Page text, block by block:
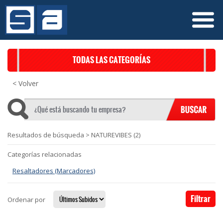
TODAS LAS CATEGORÍAS
< Volver
Resultados de búsqueda > NATUREVIBES (2)
Categorías relacionadas
Resaltadores (Marcadores)
Ordenar por Filtrar